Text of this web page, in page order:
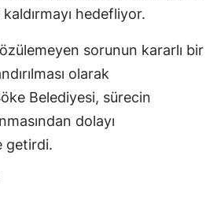
hedefliyor.
sorunun kararlı bir
olarak
Belediyesi, sürecin
dolayı
getirdi.